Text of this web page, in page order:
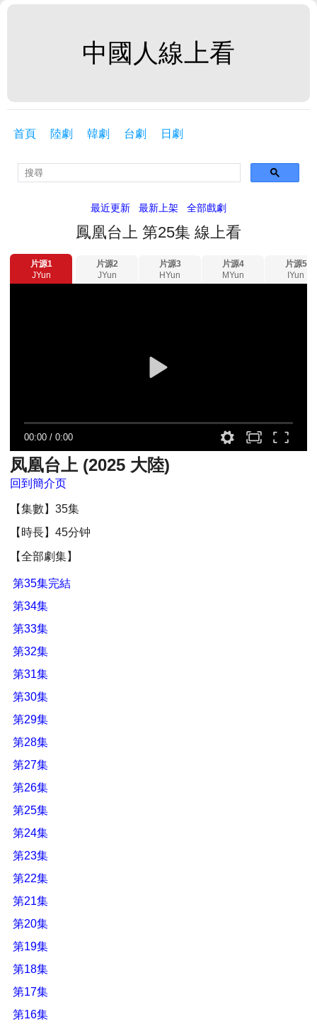
中國人線上看
首頁 陸劇 韓劇 台劇 日劇
最近更新 最新上架 全部戲劇
鳳凰台上 第25集 線上看
片源1
JYun
片源2
JYun
片源3
HYun
片源4
MYun
片源5
IYun
00:00 /0:00
凤凰台上 (2025 大陸)
回到簡介页
【集數】35集
【時長】45分钟
【全部劇集】
第35集完結
第34集
第33集
第32集
第31集
第30集
第29集
第28集
第27集
第26集
第25集
第24集
第23集
第22集
第21集
第20集
第19集
第18集
第17集
第16集